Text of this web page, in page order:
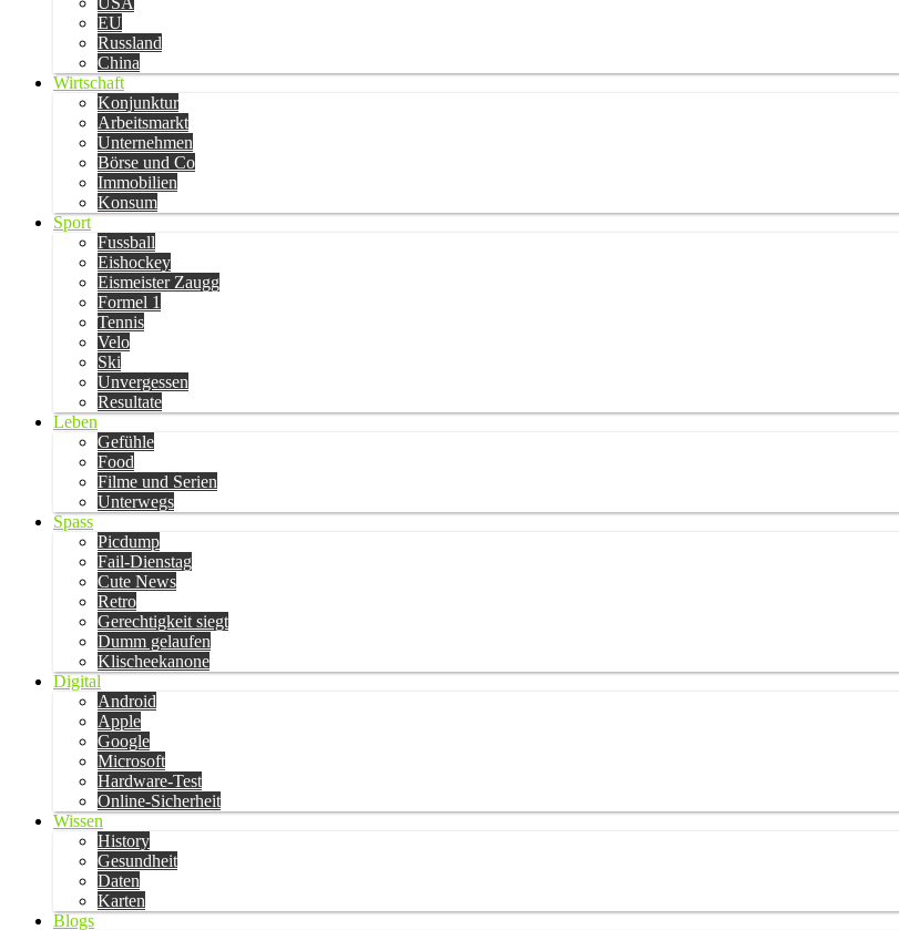
EU
Russland
China
Wirtschaft
Konjunktur
Arbeitsmarkt
Unternehmen
Börse und Co
Immobilien
Konsum
Sport
Fussball
Eishockey
Eismeister Zaugg
Formel 1
Tennis
Velo
Ski
Unvergessen
Resultate
Leben
Gefühle
Food
Filme und Serien
Unterwegs
Spass
Picdump
Fail-Dienstag
Cute News
Retro
Gerechtigkeit siegt
Dumm gelaufen
Klischeekanone
Digital
Android
Apple
Google
Microsoft
Hardware-Test
Online-Sicherheit
Wissen
History
Gesundheit
Daten
Karten
Blogs